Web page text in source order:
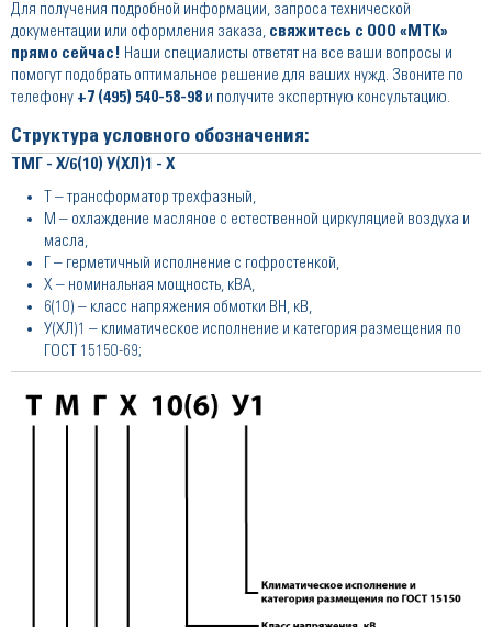
Для получения подробной информации, запроса технической
документации или оформления заказа, свяжитесь с ООО «МТК»
прямо сейчас! Наши специалисты ответят на все ваши вопросы и
помогут подобрать оптимальное решение для ваших нужд. Звоните по
телефону +7 (495) 540-58-98 и получите экспертную консультацию.
Структура условного обозначения:
ТМГ - Х/6(10) У(ХЛ)1 - Х
Т – трансформатор трехфазный,
М – охлаждение масляное с естественной циркуляцией воздуха и
масла,
Г – герметичный исполнение с гофростенкой,
Х – номинальная мощность, кВА,
6(10) – класс напряжения обмотки ВН, кВ,
У(ХЛ)1 – климатическое исполнение и категория размещения по
ГОСТ 15150-69;